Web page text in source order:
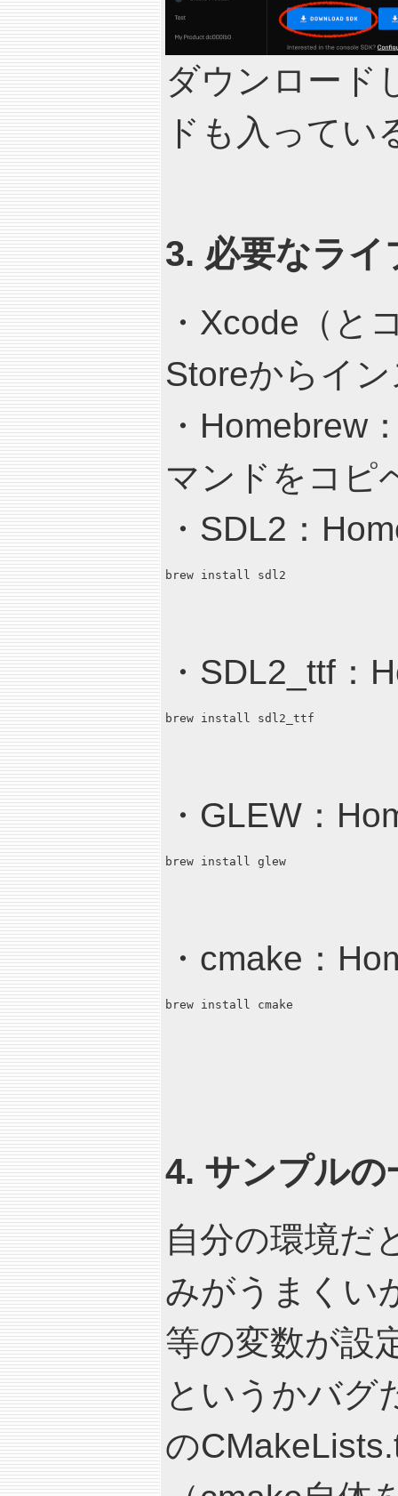
ダウンロード
ドも入ってい
3. 必要なラ
・Xcode（と
Storeからイ
・Homebrew
マンドをコピ
・SDL2：
brew install sdl2
・SDL2_ttf：
brew install sdl2_ttf
・GLEW：
brew install glew
・cmake：
brew install cmake
4. サンプル
自分の環境だ
みがうまくい
等の変数が設
というかバグ
の